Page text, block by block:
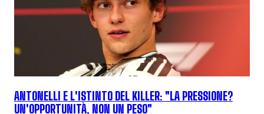
ANTONELLI E L'ISTINTO DEL KILLER: "LA PRESSIONE?